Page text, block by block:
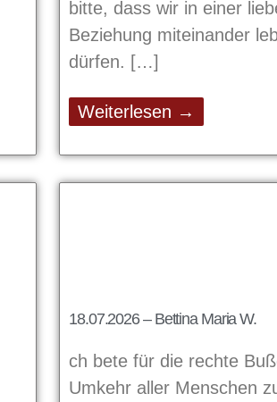
bitte, dass wir in einer
Beziehung miteinander
dürfen.
Weiterlesen →
18.07.2026 – Bettina Maria W.
ch bete für die rechte
Umkehr aller Menschen